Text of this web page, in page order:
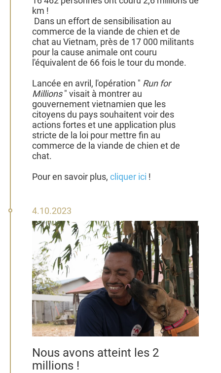
km !
Dans un effort de sensibilisation au
commerce de la viande de chien et de
chat au Vietnam, près de 17 000 militants
pour la cause animale ont couru
l'équivalent de 66 fois le tour du monde.
Lancée en avril, l'opération " Run for
Millions" visait à montrer au
gouvernement vietnamien que les
citoyens du pays souhaitent voir des
actions fortes et une application plus
stricte de la loi pour mettre fin au
commerce de la viande de chien et de
chat.
Pour en savoir plus, cliquer ici !
4
octobre
2023
4.10.2023
Nous avons atteint les 2
millions !